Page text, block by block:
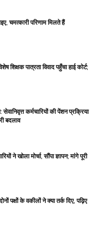
चमत्कारी परिणाम मिलते हैं
शिक्षक पात्रता विवाद पहुँचा हाई कोर्ट;
कर्मचारियों की पेंशन प्रक्रिया
बदलाव
ने खोला मोर्चा, सौंपा ज्ञापन; मांगे पूरी
पक्षों के वकीलों ने क्या तर्क दिए, पढ़िए